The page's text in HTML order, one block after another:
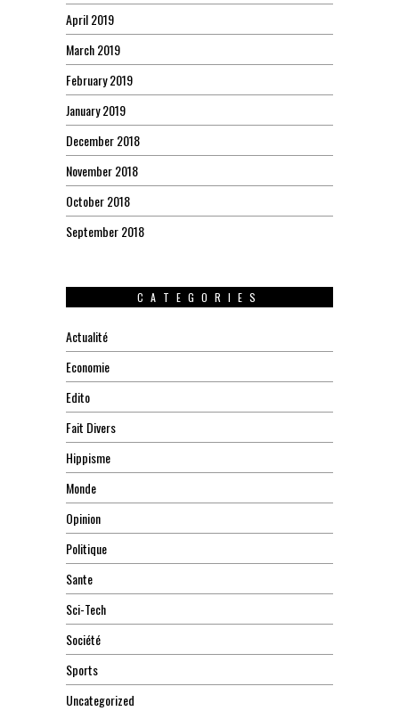
April 2019
March 2019
February 2019
January 2019
December 2018
November 2018
October 2018
September 2018
CATEGORIES
Actualité
Economie
Edito
Fait Divers
Hippisme
Monde
Opinion
Politique
Sante
Sci-Tech
Société
Sports
Uncategorized